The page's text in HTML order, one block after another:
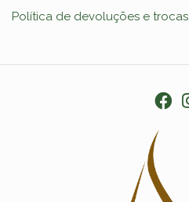
Política de devoluções e trocas